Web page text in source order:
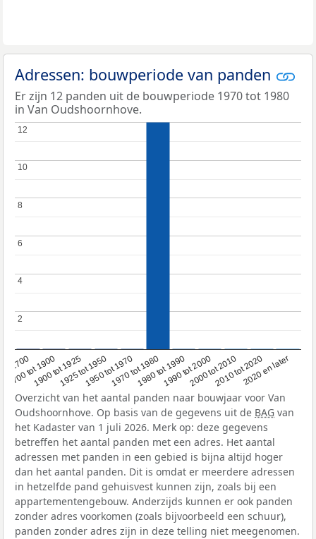
Adressen: bouwperiode van panden
Er zijn 12 panden uit de bouwperiode 1970 tot 1980
in Van Oudshoornhove.
1700
1700 tot 1900
1900 tot 19251925 tot 19501950 tot 19701970 tot 19801980 tot 19901990 tot 20002000 tot 20102010 tot 20202020 en later
2
2
4
4
6
6
8
8
10
10
12
12
Overzicht van het aantal panden naar bouwjaar voor Van
Oudshoornhove. Op basis van de gegevens uit de BAG van
het Kadaster van 1 juli 2026. Merk op: deze gegevens
betreffen het aantal panden met een adres. Het aantal
adressen met panden in een gebied is bijna altijd hoger
dan het aantal panden. Dit is omdat er meerdere adressen
in hetzelfde pand gehuisvest kunnen zijn, zoals bij een
appartementengebouw. Anderzijds kunnen er ook panden
zonder adres voorkomen (zoals bijvoorbeeld een schuur),
panden zonder adres zijn in deze telling niet meegenomen.